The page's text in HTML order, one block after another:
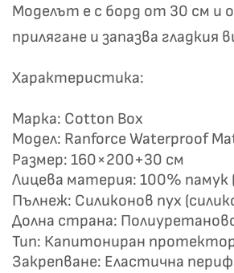
Моделът е с борд от 30 см и
прилягане и запазва
Характеристика:
Марка: Cotton Box
Модел: Ranforce Waterproof
Размер: 160×200+30 см
Лицева материя: 100% памук
Пълнеж: Силиконов пух
Долна страна:
Тип: Капитониран
Закрепване: Еластична